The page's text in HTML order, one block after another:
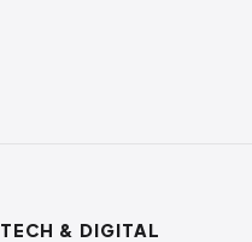
TECH & DIGITAL